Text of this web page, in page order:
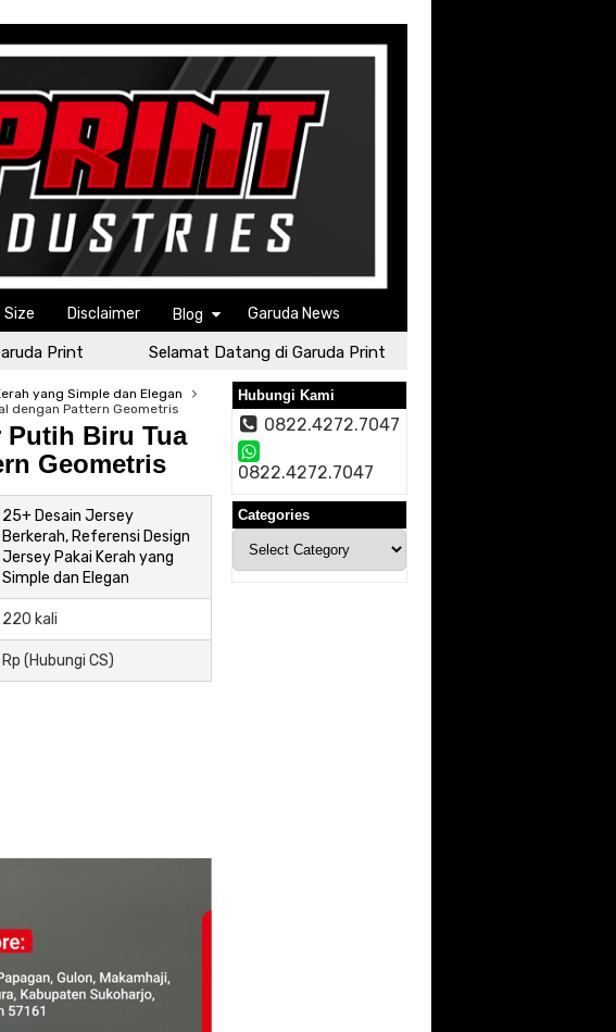
Size Disclaimer Blog Garuda News
Print Selamat Datang di Garuda Print
yang Simple dan Elegan
dengan Pattern Geometris
Putih Biru Tua
Geometris
25+ Desain Jersey
Berkerah, Referensi Design
Jersey Pakai Kerah yang
Simple dan Elegan
220 kali
Rp (Hubungi CS)
Hubungi Kami
0822.4272.7047
0822.4272.7047
Categories
Categories